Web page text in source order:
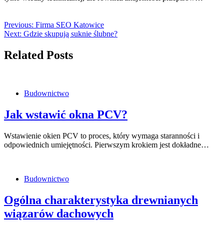
Previous: Firma SEO Katowice
Next: Gdzie skupują suknie ślubne?
Related Posts
Budownictwo
Jak wstawić okna PCV?
Wstawienie okien PCV to proces, który wymaga staranności i
odpowiednich umiejętności. Pierwszym krokiem jest dokładne…
Budownictwo
Ogólna charakterystyka drewnianych
wiązarów dachowych